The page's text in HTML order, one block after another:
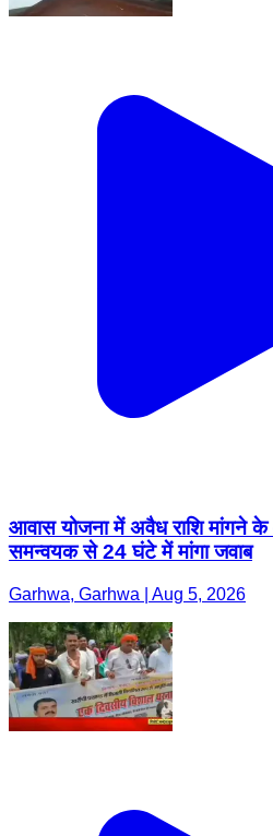
आवास योजना में अवैध राशि मांगने
समन्वयक से 24 घंटे में मांगा जवाब
Garhwa, Garhwa | Aug 5, 2026